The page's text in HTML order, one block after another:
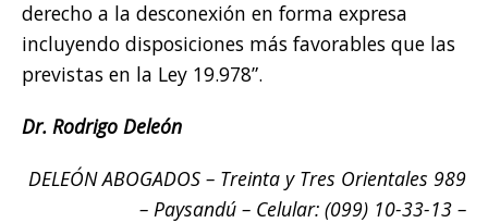
derecho a la desconexión en forma expresa
incluyendo disposiciones más favorables que las
previstas en la Ley 19.978”.
Dr. Rodrigo Deleón
DELEÓN ABOGADOS – Treinta y Tres Orientales 989
– Paysandú – Celular: (099) 10-33-13 –